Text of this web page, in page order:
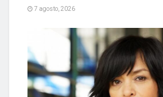
7 agosto, 2026